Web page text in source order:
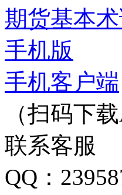
期货基本
手机版
手机客户端
（扫码下载
联系客服
QQ：